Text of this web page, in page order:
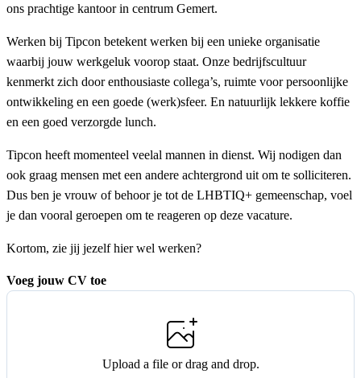
ons prachtige kantoor in centrum Gemert.
Werken bij Tipcon betekent werken bij een unieke organisatie
waarbij jouw werkgeluk voorop staat. Onze bedrijfscultuur
kenmerkt zich door enthousiaste collega’s, ruimte voor persoonlijke
ontwikkeling en een goede (werk)sfeer. En natuurlijk lekkere koffie
en een goed verzorgde lunch.
Tipcon heeft momenteel veelal mannen in dienst. Wij nodigen dan
ook graag mensen met een andere achtergrond uit om te solliciteren.
Dus ben je vrouw of behoor je tot de LHBTIQ+ gemeenschap, voel
je dan vooral geroepen om te reageren op deze vacature.
Kortom, zie jij jezelf hier wel werken?
Voeg jouw CV toe
Upload a fileor drag and drop.